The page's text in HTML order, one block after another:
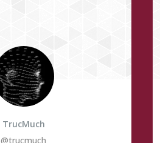
TrucMuch
@trucmuch